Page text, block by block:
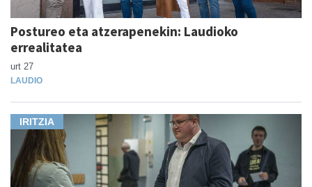
Postureo eta atzerapenekin: Laudioko
errealitatea
urt 27
LAUDIO
IRITZIA